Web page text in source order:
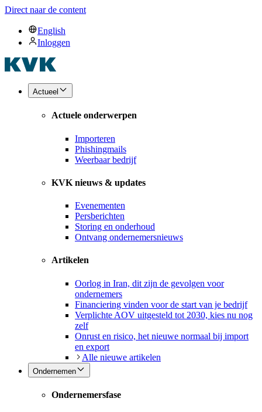
Direct naar de content
English
Inloggen
Actueel
Actuele onderwerpen
Importeren
Phishingmails
Weerbaar bedrijf
KVK nieuws & updates
Evenementen
Persberichten
Storing en onderhoud
Ontvang ondernemersnieuws
Artikelen
Oorlog in Iran, dit zijn de gevolgen voor
ondernemers
Financiering vinden voor de start van je bedrijf
Verplichte AOV uitgesteld tot 2030, kies nu nog
zelf
Onrust en risico, het nieuwe normaal bij import
en export
Alle nieuwe artikelen
Ondernemen
Ondernemersfase